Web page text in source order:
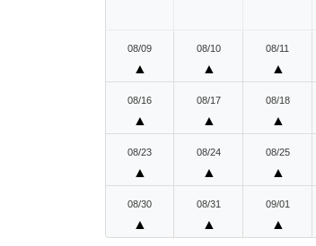
08/09
▲
08/10
▲
08/11
▲
08/16
▲
08/17
▲
08/18
▲
08/23
▲
08/24
▲
08/25
▲
08/30
▲
08/31
▲
09/01
▲